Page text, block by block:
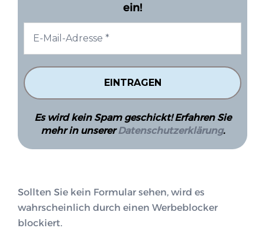
ein!
Es wird kein Spam geschickt! Erfahren Sie
mehr in unsererDatenschutzerklärung.
Sollten Sie kein Formular sehen, wird es
wahrscheinlich durch einen Werbeblocker
blockiert.